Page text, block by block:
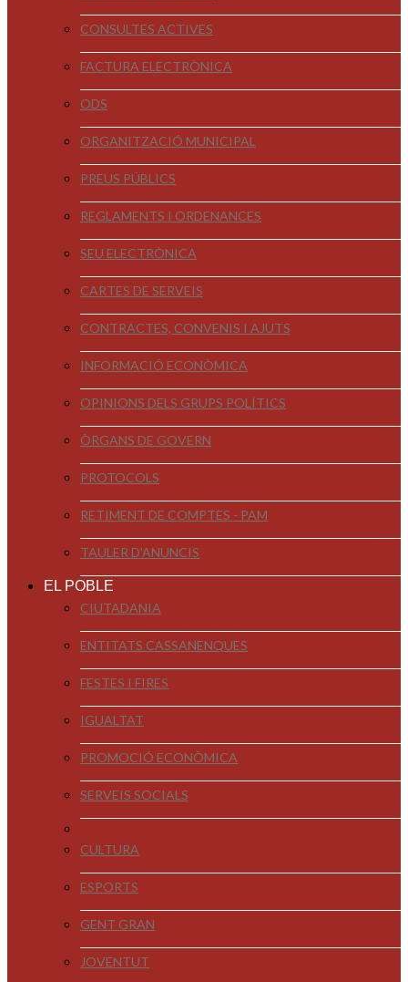
CONSULTES ACTIVES
FACTURA ELECTRÒNICA
ODS
ORGANITZACIÓ MUNICIPAL
PREUS PÚBLICS
REGLAMENTS I ORDENANCES
SEU ELECTRÒNICA
CARTES DE SERVEIS
CONTRACTES, CONVENIS I AJUTS
INFORMACIÓ ECONÒMICA
OPINIONS DELS GRUPS POLÍTICS
ÒRGANS DE GOVERN
PROTOCOLS
RETIMENT DE COMPTES - PAM
TAULER D'ANUNCIS
EL POBLE
CIUTADANIA
ENTITATS CASSANENQUES
FESTES I FIRES
IGUALTAT
PROMOCIÓ ECONÒMICA
SERVEIS SOCIALS
CULTURA
ESPORTS
GENT GRAN
JOVENTUT